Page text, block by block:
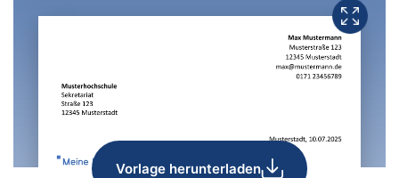
Vorlage herunterladen